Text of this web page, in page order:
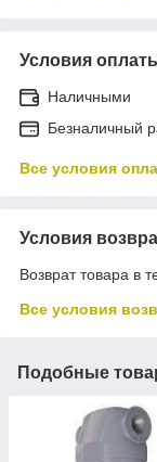
Условия
Наличными
Безналичный
Все условия
Условия
Возврат товара в
Все условия
Подобные